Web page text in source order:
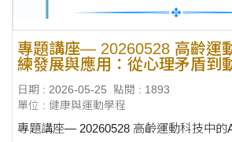
專題講座— 20260528 高齡運
練發展與應用：從心理矛盾到
日期 : 2026-05-25
點閱 : 1893
單位 : 健康與運動學程
專題講座— 20260528 高齡運動科技中的